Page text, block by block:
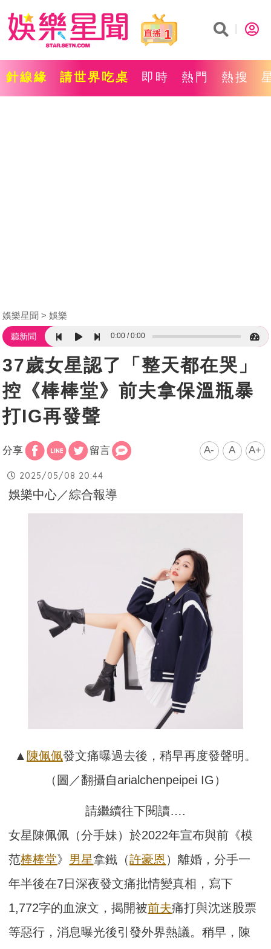
1
針線緣 請世界吃桌 即時 熱門 熱搜
娛樂星聞 娛樂
聽新聞 0:00 0:00
37歲女星認了「整天都在哭」
控《棒棒堂》前夫拿保溫瓶暴
打IG再發聲
分享 留言 A- A A+
2025/05/08 20:44
娛樂中心／綜合報導
▲ 陳佩佩發文痛曝過去後，稍早再度發聲明。
（圖／翻攝自arialchenpeipei IG）
請繼續往下閱讀….
女星陳佩佩（分手妹）於2022年宣布與前《模
范棒棒堂》 男星拿鐵（許豪恩 ）離婚，分手一
年半後在7日深夜發文痛批情變真相，寫下
1,772字的血淚文，揭開被前夫痛打與沈迷股票
等惡行，消息曝光後引發外界熱議。稍早，陳